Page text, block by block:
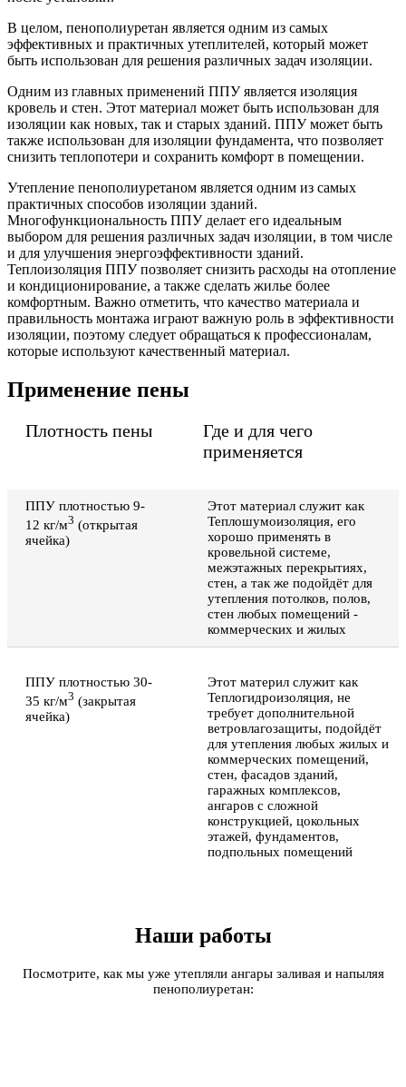
В целом, пенополиуретан является одним из самых
эффективных и практичных утеплителей, который может
быть использован для решения различных задач изоляции.
Одним из главных применений ППУ является изоляция
кровель и стен. Этот материал может быть использован для
изоляции как новых, так и старых зданий. ППУ может быть
также использован для изоляции фундамента, что позволяет
снизить теплопотери и сохранить комфорт в помещении.
Утепление пенополиуретаном является одним из самых
практичных способов изоляции зданий.
Многофункциональность ППУ делает его идеальным
выбором для решения различных задач изоляции, в том числе
и для улучшения энергоэффективности зданий.
Теплоизоляция ППУ позволяет снизить расходы на отопление
и кондиционирование, а также сделать жилье более
комфортным. Важно отметить, что качество материала и
правильность монтажа играют важную роль в эффективности
изоляции, поэтому следует обращаться к профессионалам,
которые используют качественный материал.
Применение пены
Плотность пены
Где и для чего
применяется
ППУ плотностью 9-
12 кг/м3 (открытая
ячейка)
Этот материал служит как
Теплошумоизоляция, его
хорошо применять в
кровельной системе,
межэтажных перекрытиях,
стен, а так же подойдёт для
утепления потолков, полов,
стен любых помещений -
коммерческих и жилых
ППУ плотностью 30-
35 кг/м3 (закрытая
ячейка)
Этот материл служит как
Теплогидроизоляция, не
требует дополнительной
ветровлагозащиты, подойдёт
для утепления любых жилых и
коммерческих помещений,
стен, фасадов зданий,
гаражных комплексов,
ангаров с сложной
конструкцией, цокольных
этажей, фундаментов,
подпольных помещений
Наши работы
Посмотрите, как мы уже утепляли ангары заливая и напыляя
пенополиуретан: